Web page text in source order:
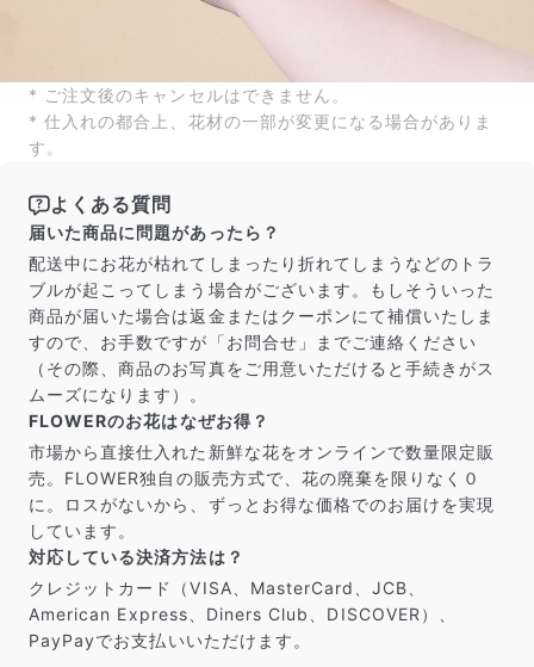
* ご注文後のキャンセルはできません。
* 仕入れの都合上、花材の一部が変更になる場合がありま
す。
よくある質問
届いた商品に問題があったら？
配送中にお花が枯れてしまったり折れてしまうなどのトラ
ブルが起こってしまう場合がございます。もしそういった
商品が届いた場合は返金またはクーポンにて補償いたしま
すので、お手数ですが「お問合せ」までご連絡ください
（その際、商品のお写真をご用意いただけると手続きがス
ムーズになります）。
FLOWERのお花はなぜお得？
市場から直接仕入れた新鮮な花をオンラインで数量限定販
売。FLOWER独自の販売方式で、花の廃棄を限りなく０
に。ロスがないから、ずっとお得な価格でのお届けを実現
しています。
対応している決済方法は？
クレジットカード（VISA、MasterCard、JCB、
American Express、Diners Club、DISCOVER）、
PayPayでお支払いいただけます。